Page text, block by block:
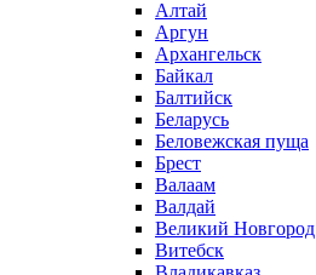
Алтай
Аргун
Архангельск
Байкал
Балтийск
Беларусь
Беловежская пуща
Брест
Валаам
Валдай
Великий Новгород
Витебск